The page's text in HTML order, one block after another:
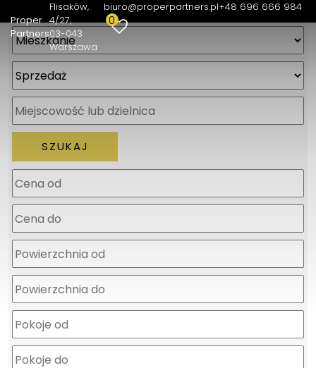
Proper
Partners
Flisaków,
4/27
03-043
Warszawa
biuro@properpartners.pl+48 696 666 984
0